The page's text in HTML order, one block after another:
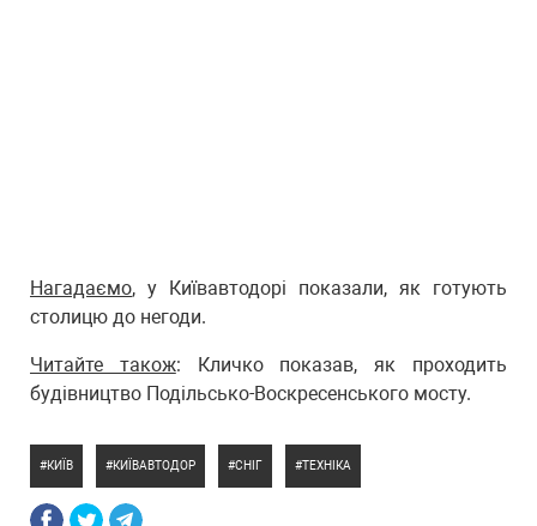
Нагадаємо, у Київавтодорі показали, як готують
столицю до негоди.
Читайте також: Кличко показав, як проходить
будівництво Подільсько-Воскресенського мосту.
КИЇВ КИЇВАВТОДОР СНІГ ТЕХНІКА